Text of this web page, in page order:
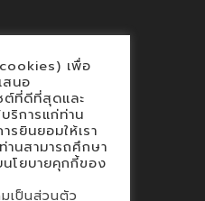
เพื่อ
สนอ
ต์ที่ดีที่สุดและ
ริการแก่ท่าน
รยินยอมให้เรา
านสามารถศึกษา
นโยบายคุกกี้ของ
เป็นส่วนตัว